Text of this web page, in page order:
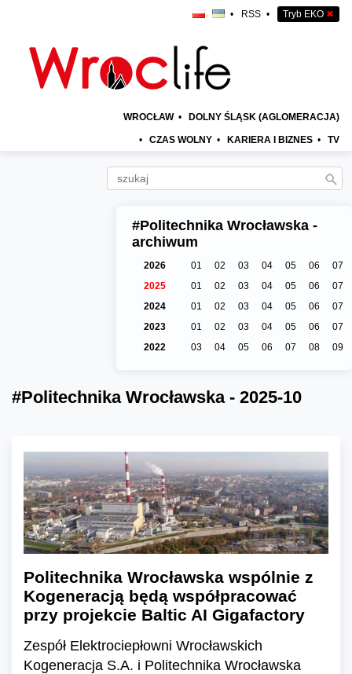
• RSS • Tryb EKO ✖
WROCŁAW • DOLNY ŚLĄSK (AGLOMERACJA)
• CZAS WOLNY • KARIERA I BIZNES • TV
#Politechnika Wrocławska -
archiwum
2026 01 02 03 04 05 06
07
2025
01 02 03 04 05 06
07
2024
01 02 03 04 05 06
07
2023
01 02 03 04 05 06
07
2022
03 04 05 06 07 08 09
#Politechnika Wrocławska - 2025-10
Politechnika Wrocławska wspólnie z
Kogeneracją będą współpracować
przy projekcie Baltic AI Gigafactory
Zespół Elektrociepłowni Wrocławskich
Kogeneracja S.A. i Politechnika Wrocławska